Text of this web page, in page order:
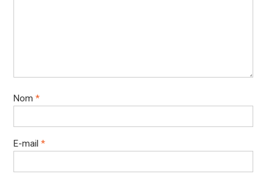
Nom *
E-mail *